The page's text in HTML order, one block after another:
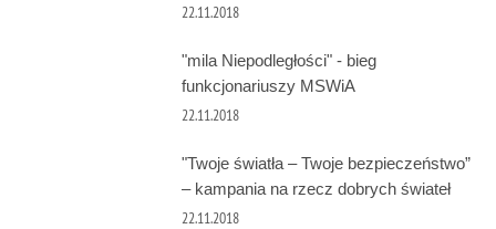
22.11.2018
"mila Niepodległości" - bieg
funkcjonariuszy MSWiA
22.11.2018
"Twoje światła – Twoje bezpieczeństwo”
– kampania na rzecz dobrych świateł
22.11.2018